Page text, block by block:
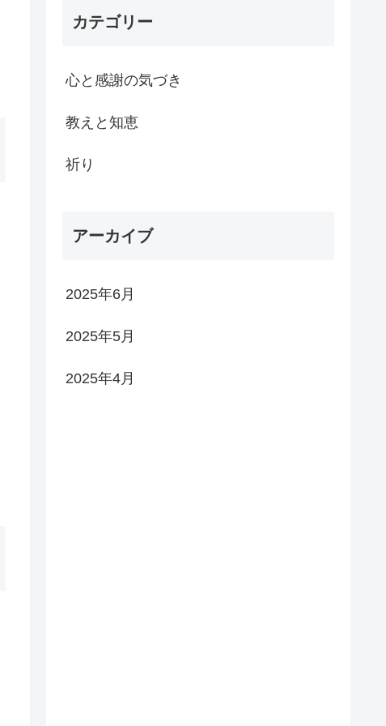
カテゴリー
心と感謝の気づき
教えと知恵
祈り
アーカイブ
2025年6月
2025年5月
2025年4月